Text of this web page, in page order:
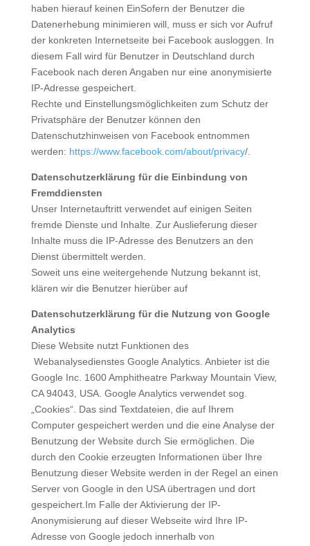
haben hierauf keinen EinSofern der Benutzer die
Datenerhebung minimieren will, muss er sich vor Aufruf
der konkreten Internetseite bei Facebook ausloggen. In
diesem Fall wird für Benutzer in Deutschland durch
Facebook nach deren Angaben nur eine anonymisierte
IP-Adresse gespeichert.
Rechte und Einstellungsmöglichkeiten zum Schutz der
Privatsphäre der Benutzer können den
Datenschutzhinweisen von Facebook entnommen
werden: https://www.facebook.com/about/privacy/.
Datenschutzerklärung für die Einbindung von
Fremddiensten
Unser Internetauftritt verwendet auf einigen Seiten
fremde Dienste und Inhalte. Zur Auslieferung dieser
Inhalte muss die IP-Adresse des Benutzers an den
Dienst übermittelt werden.
Soweit uns eine weitergehende Nutzung bekannt ist,
klären wir die Benutzer hierüber auf
Datenschutzerklärung für die Nutzung von Google
Analytics
Diese Website nutzt Funktionen des
Webanalysedienstes Google Analytics. Anbieter ist die
Google Inc. 1600 Amphitheatre Parkway Mountain View,
CA 94043, USA. Google Analytics verwendet sog.
„Cookies“. Das sind Textdateien, die auf Ihrem
Computer gespeichert werden und die eine Analyse der
Benutzung der Website durch Sie ermöglichen. Die
durch den Cookie erzeugten Informationen über Ihre
Benutzung dieser Website werden in der Regel an einen
Server von Google in den USA übertragen und dort
gespeichert.Im Falle der Aktivierung der IP-
Anonymisierung auf dieser Webseite wird Ihre IP-
Adresse von Google jedoch innerhalb von